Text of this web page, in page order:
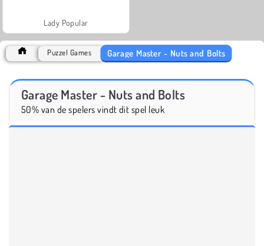
Lady Popular
Puzzel Games Garage Master - Nuts and Bolts
Garage Master - Nuts and Bolts
50% van de spelers vindt dit spel leuk